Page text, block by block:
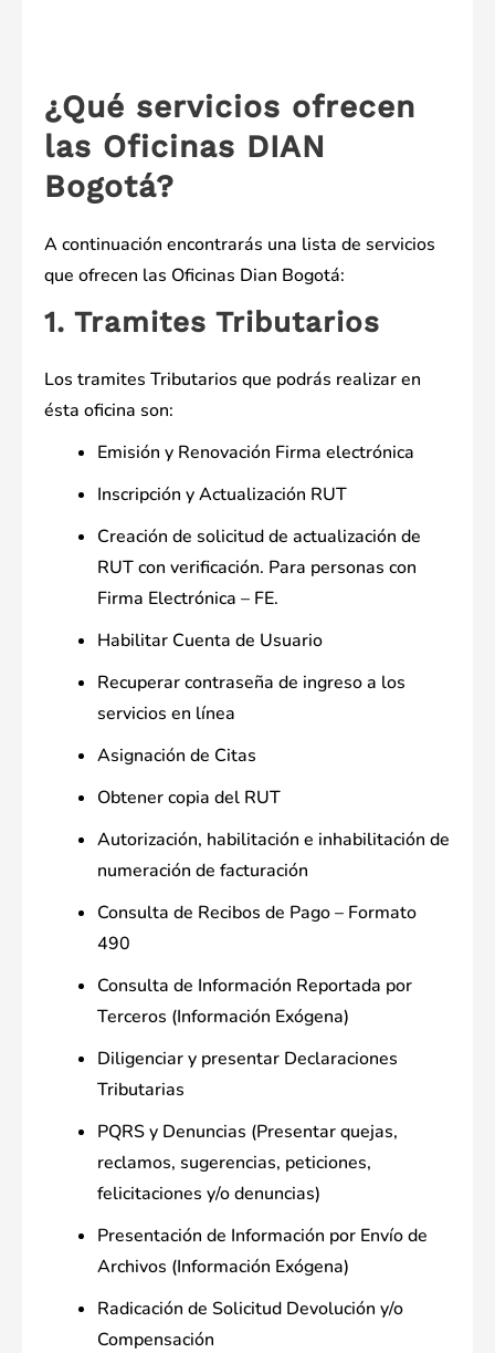
¿Qué servicios ofrecen
las Oficinas DIAN
Bogotá?
A continuación encontrarás una lista de servicios
que ofrecen las Oficinas Dian Bogotá:
1. Tramites Tributarios
Los tramites Tributarios que podrás realizar en
ésta oficina son:
Emisión y Renovación Firma electrónica
Inscripción y Actualización RUT
Creación de solicitud de actualización de
RUT con verificación. Para personas con
Firma Electrónica – FE.
Habilitar Cuenta de Usuario
Recuperar contraseña de ingreso a los
servicios en línea
Asignación de Citas
Obtener copia del RUT
Autorización, habilitación e inhabilitación de
numeración de facturación
Consulta de Recibos de Pago – Formato
490
Consulta de Información Reportada por
Terceros (Información Exógena)
Diligenciar y presentar Declaraciones
Tributarias
PQRS y Denuncias (Presentar quejas,
reclamos, sugerencias, peticiones,
felicitaciones y/o denuncias)
Presentación de Información por Envío de
Archivos (Información Exógena)
Radicación de Solicitud Devolución y/o
Compensación